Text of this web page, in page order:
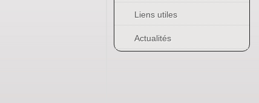
Liens utiles
Actualités